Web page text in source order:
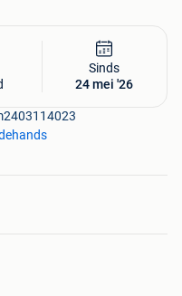
Sinds
24 mei '26